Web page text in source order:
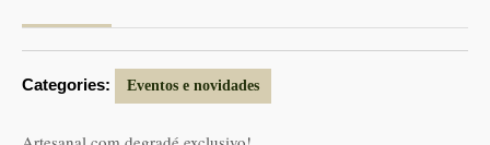
Categories: Eventos e novidades